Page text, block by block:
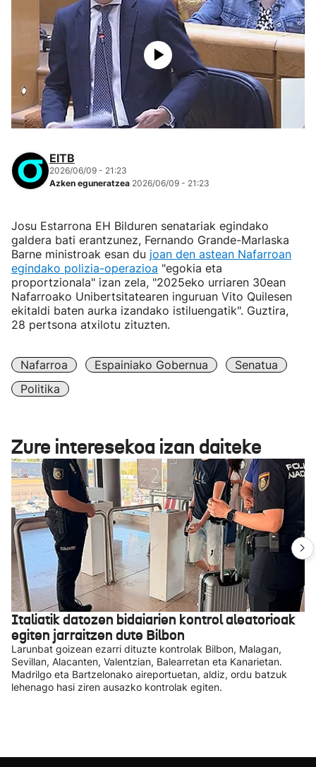
EITB
2026/06/09 - 21:23
Azken eguneratzea 2026/06/09 - 21:23
Josu Estarrona EH Bilduren senatariak egindako
galdera bati erantzunez, Fernando Grande-Marlaska
Barne ministroak esan du joan den astean Nafarroan
egindako polizia-operazioa "egokia eta
proportzionala" izan zela, "2025eko urriaren 30ean
Nafarroako Unibertsitatearen inguruan Vito Quilesen
ekitaldi baten aurka izandako istiluengatik". Guztira,
28 pertsona atxilotu zituzten.
Nafarroa Espainiako Gobernua
Senatua
Politika
Zure interesekoa izan daiteke
Italiatik datozen bidaiarien kontrol aleatorioak
egiten jarraitzen dute Bilbon
Larunbat goizean ezarri dituzte kontrolak Bilbon, Malagan,
Sevillan, Alacanten, Valentzian, Balearretan eta Kanarietan.
Madrilgo eta Bartzelonako aireportuetan, aldiz, ordu batzuk
lehenago hasi ziren ausazko kontrolak egiten.